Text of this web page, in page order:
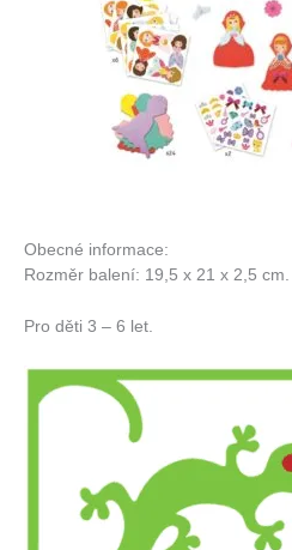
Obecné informace:
Rozměr balení: 19,5 x 21 x 2,5 cm.
Pro děti 3 – 6 let.